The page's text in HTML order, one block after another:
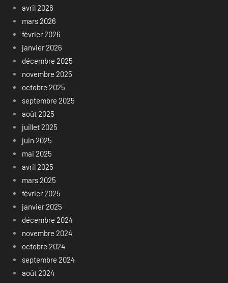
avril 2026
mars 2026
février 2026
janvier 2026
décembre 2025
novembre 2025
octobre 2025
septembre 2025
août 2025
juillet 2025
juin 2025
mai 2025
avril 2025
mars 2025
février 2025
janvier 2025
décembre 2024
novembre 2024
octobre 2024
septembre 2024
août 2024